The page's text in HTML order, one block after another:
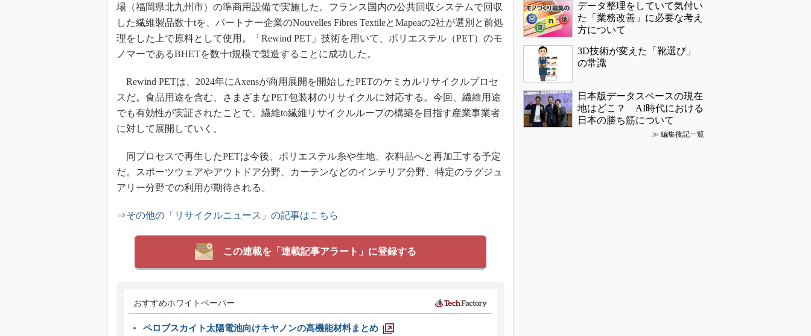
場（福岡県北九州市）の準商用設備で実施した。フランス国内の公共回収システムで回収
した繊維製品数十tを、パートナー企業のNouvelles Fibres TextileとMapeaの2社が選別と前処
理をした上で原料として使用。「Rewind PET」技術を用いて、ポリエステル（PET）のモ
ノマーであるBHETを数十t規模で製造することに成功した。
Rewind PETは、2024年にAxensが商用展開を開始したPETのケミカルリサイクルプロセ
スだ。食品用途を含む、さまざまなPET包装材のリサイクルに対応する。今回、繊維用途
でも有効性が実証されたことで、繊維to繊維リサイクルループの構築を目指す産業事業者
に対して展開していく。
同プロセスで再生したPETは今後、ポリエステル糸や生地、衣料品へと再加工する予定
だ。スポーツウェアやアウトドア分野、カーテンなどのインテリア分野、特定のラグジュ
アリー分野での利用が期待される。
⇒その他の「リサイクルニュース」の記事はこちら
この連載を「連載記事アラート」に登録する
おすすめホワイトペーパー
ペロブスカイト太陽電池向けキヤノンの高機能材料まとめ
データ整理をしていて気付い
た「業務改善」に必要な考え
方について
3D技術が変えた「靴選び」
の常識
日本版データスペースの現在
地はどこ？ AI時代における
日本の勝ち筋について
≫ 編集後記一覧